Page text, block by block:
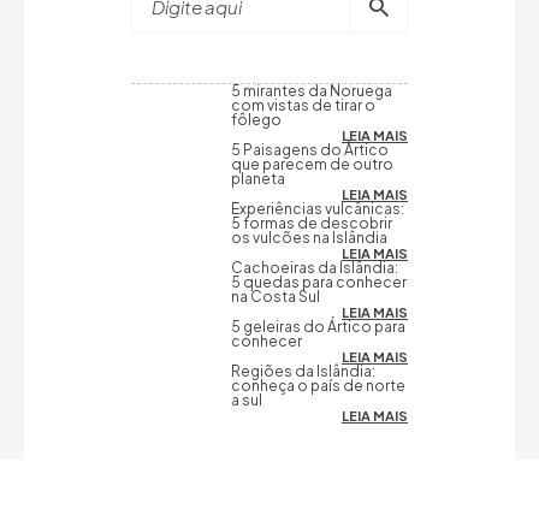
5 mirantes da Noruega
com vistas de tirar o
fôlego
LEIA MAIS
5 Paisagens do Ártico
que parecem de outro
planeta
LEIA MAIS
Experiências vulcânicas:
5 formas de descobrir
os vulcões na Islândia
LEIA MAIS
Cachoeiras da Islândia:
5 quedas para conhecer
na Costa Sul
LEIA MAIS
5 geleiras do Ártico para
conhecer
LEIA MAIS
Regiões da Islândia:
conheça o país de norte
a sul
LEIA MAIS